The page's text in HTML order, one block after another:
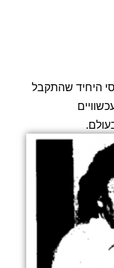
היחיד שהתקבל